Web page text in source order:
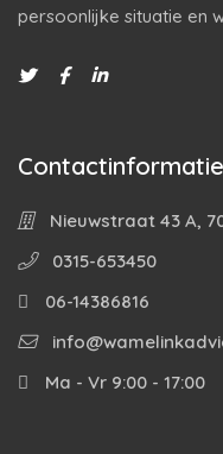
persoonlijke situatie en
Contactinformatie
Nieuwstraat 43 A,
0315-653450
06-14386816
Ma - Vr 9:00 - 17:00